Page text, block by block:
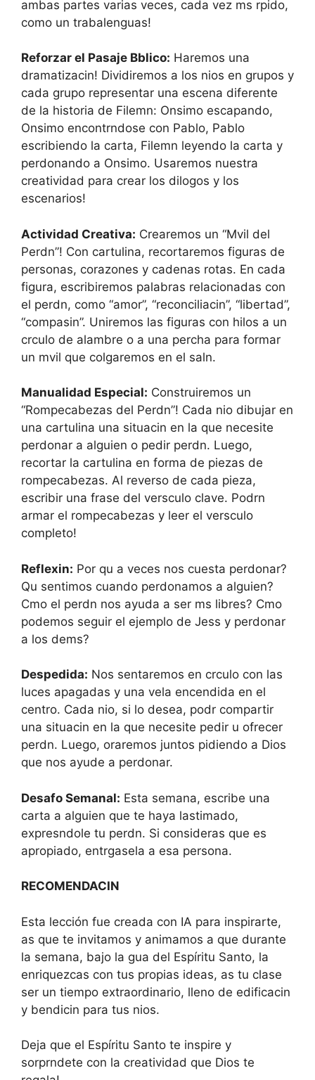
ambas partes varias veces, cada vez ms rpido,
como un trabalenguas!
Reforzar el Pasaje Bblico: Haremos una
dramatizacin! Dividiremos a los nios en grupos y
cada grupo representar una escena diferente
de la historia de Filemn: Onsimo escapando,
Onsimo encontrndose con Pablo, Pablo
escribiendo la carta, Filemn leyendo la carta y
perdonando a Onsimo. Usaremos nuestra
creatividad para crear los dilogos y los
escenarios!
Actividad Creativa: Crearemos un “Mvil del
Perdn”! Con cartulina, recortaremos figuras de
personas, corazones y cadenas rotas. En cada
figura, escribiremos palabras relacionadas con
el perdn, como “amor”, “reconciliacin”, “libertad”,
“compasin”. Uniremos las figuras con hilos a un
crculo de alambre o a una percha para formar
un mvil que colgaremos en el saln.
Manualidad Especial: Construiremos un
“Rompecabezas del Perdn”! Cada nio dibujar en
una cartulina una situacin en la que necesite
perdonar a alguien o pedir perdn. Luego,
recortar la cartulina en forma de piezas de
rompecabezas. Al reverso de cada pieza,
escribir una frase del versculo clave. Podrn
armar el rompecabezas y leer el versculo
completo!
Reflexin: Por qu a veces nos cuesta perdonar?
Qu sentimos cuando perdonamos a alguien?
Cmo el perdn nos ayuda a ser ms libres? Cmo
podemos seguir el ejemplo de Jess y perdonar
a los dems?
Despedida: Nos sentaremos en crculo con las
luces apagadas y una vela encendida en el
centro. Cada nio, si lo desea, podr compartir
una situacin en la que necesite pedir u ofrecer
perdn. Luego, oraremos juntos pidiendo a Dios
que nos ayude a perdonar.
Desafo Semanal: Esta semana, escribe una
carta a alguien que te haya lastimado,
expresndole tu perdn. Si consideras que es
apropiado, entrgasela a esa persona.
RECOMENDACIN
Esta lección fue creada con IA para inspirarte,
as que te invitamos y animamos a que durante
la semana, bajo la gua del Espíritu Santo, la
enriquezcas con tus propias ideas, as tu clase
ser un tiempo extraordinario, lleno de edificacin
y bendicin para tus nios.
Deja que el Espíritu Santo te inspire y
sorprndete con la creatividad que Dios te